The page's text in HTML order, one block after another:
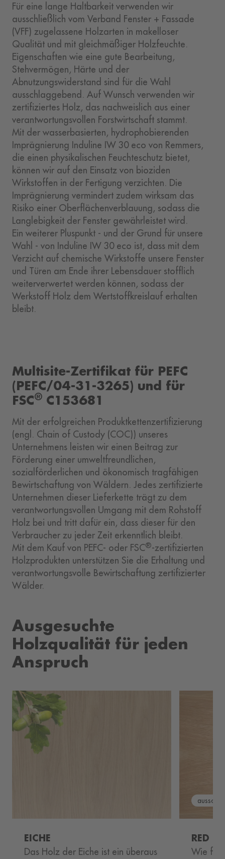
Für eine lange Haltbarkeit verwenden wir
ausschließlich vom Verband Fenster + Fassade
(VFF) zugelassene Holzarten in makelloser
Qualität und mit gleichmäßiger Holzfeuchte.
Eigenschaften wie eine gute Bearbeitung,
Stehvermögen, Härte und der
Abnutzungswiderstand sind für die Wahl
ausschlaggebend. Auf Wunsch verwenden wir
zertifiziertes Holz, das nachweislich aus einer
verantwortungsvollen Forstwirtschaft stammt.
Mit der wasserbasierten, hydrophobierenden
Imprägnierung Induline IW 30 eco von Remmers,
die einen physikalischen Feuchteschutz bietet,
können wir auf den Einsatz von bioziden
Wirkstoffen in der Fertigung verzichten. Die
Imprägnierung vermindert zudem wirksam das
Risiko einer Oberflächenverblauung, sodass die
Langlebigkeit der Fenster gewährleistet wird.
Ein weiterer Pluspunkt - und der Grund für unsere
Wahl - von Induline IW 30 eco ist, dass mit dem
Verzicht auf chemische Wirkstoffe unsere Fenster
und Türen am Ende ihrer Lebensdauer stofflich
weiterverwertet werden können, sodass der
Werkstoff Holz dem Wertstoffkreislauf erhalten
bleibt.
Multisite-Zertifikat für PEFC
(PEFC/04-31-3265) und für
FSC® C153681
Mit der erfolgreichen Produktkettenzertifizierung
(engl. Chain of Custody (COC)) unseres
Unternehmens leisten wir einen Beitrag zur
Förderung einer umweltfreundlichen,
sozialförderlichen und ökonomisch tragfähigen
Bewirtschaftung von Wäldern. Jedes zertifizierte
Unternehmen dieser Lieferkette trägt zu dem
verantwortungsvollen Umgang mit dem Rohstoff
Holz bei und tritt dafür ein, dass dieser für den
Verbraucher zu jeder Zeit erkenntlich bleibt.
Mit dem Kauf von PEFC- oder FSC®-zertifizierten
Holzprodukten unterstützen Sie die Erhaltung und
verantwortungsvolle Bewirtschaftung zertifizierter
Wälder.
Ausgesuchte
Holzqualität für jeden
Anspruch
EICHE
Das Holz der Eiche ist ein überaus
RED
Wie für